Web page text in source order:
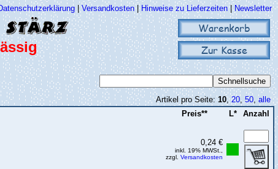
| Versandkosten| Hinweise zu Lieferzeiten|Newsletter
Warenkorb
Zur Kasse
Artikel pro Seite:10, 20,50, alle
Preis** L* Anzahl
0,24 €
inkl. 19% MWSt.,
zzgl. Versandkosten